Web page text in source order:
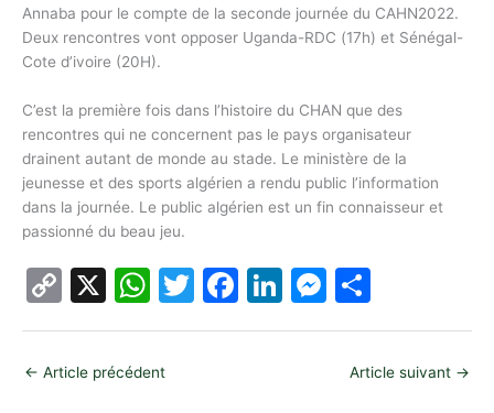
Annaba pour le compte de la seconde journée du CAHN2022.
Deux rencontres vont opposer Uganda-RDC (17h) et Sénégal-
Cote d’ivoire (20H).
C’est la première fois dans l’histoire du CHAN que des
rencontres qui ne concernent pas le pays organisateur
drainent autant de monde au stade. Le ministère de la
jeunesse et des sports algérien a rendu public l’information
dans la journée. Le public algérien est un fin connaisseur et
passionné du beau jeu.
C
o
p
y
X
W
h
at
s
T
w
F
a
Li
n
M
e ar
ta
g
← Article précédent Article suivant →